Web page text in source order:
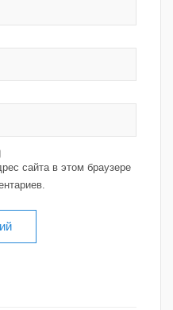
сайта в этом браузере